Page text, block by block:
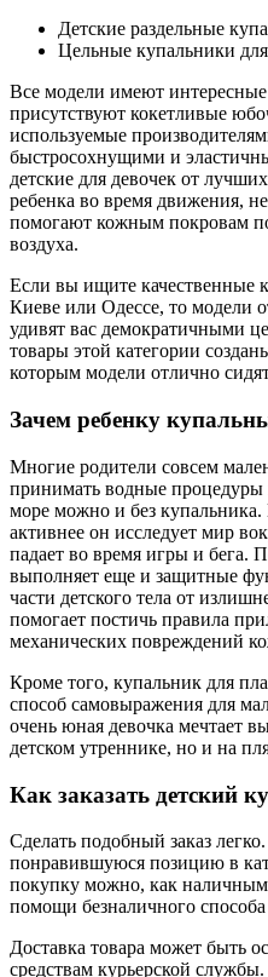
Детские раздельные
Цельные купальники
Все модели имеют
присутствуют кокетливые
используемые
быстросохнущими и
детские для девочек от
ребенка во время движения,
помогают кожным покровам
воздуха.
Если вы ищите качественные
Киеве или Одессе, то модели
удивят вас демократичными
товары этой категории
которым модели отлично
Зачем ребенку
Многие родители совсем
принимать водные процедуры
море можно и без
активнее он исследует мир
падает во время игры и бега.
выполняет еще и защитные
части детского тела от
помогает постичь правила
механических повреждений
Кроме того, купальник для
способ самовыражения для
очень юная девочка мечтает
детском утреннике, но и на
Как заказать детский
Сделать подобный заказ
понравившуюся позицию в
покупку можно, как
помощи безналичного способа
Доставка товара может быть
средствам курьерской